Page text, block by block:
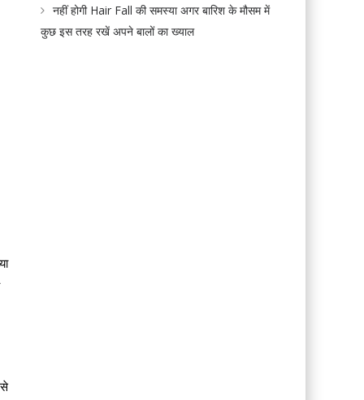
नहीं होगी Hair Fall की समस्या अगर बारिश के मौसम में
कुछ इस तरह रखें अपने बालों का ख्याल